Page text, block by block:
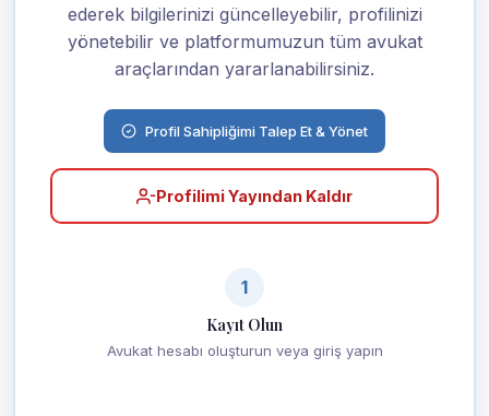
ederek bilgilerinizi güncelleyebilir, profilinizi
yönetebilir ve platformumuzun tüm avukat
araçlarından yararlanabilirsiniz.
Profil Sahipliğimi Talep Et & Yönet
Profilimi Yayından Kaldır
1
Kayıt Olun
Avukat hesabı oluşturun veya giriş yapın